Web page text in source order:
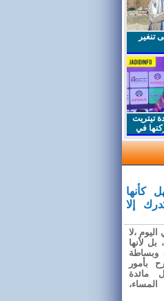
تنغير
تيتريت
في
كأنها
إلا
،لا
بل لأنها
وبساطة
بأمور
مائدة